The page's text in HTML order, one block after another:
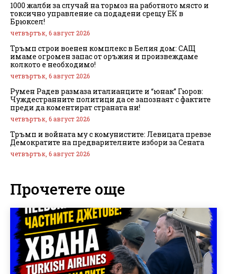
1000 жалби за случай на тормоз на работното място и
токсично управление са подадени срещу ЕК в
Брюксел!
четвъртък, 6 август 2026
Тръмп строи военен комплекс в Белия дом: САЩ
имаме огромен запас от оръжия и произвеждаме
колкото е необходимо!
четвъртък, 6 август 2026
Румен Радев размаза италианците и “юнак” Гюров:
Чуждестранните политици да се запознаят с фактите
преди да коментират страната ни!
четвъртък, 6 август 2026
Тръмп и войната му с комунистите: Левицата превзе
Демократите на предварителните избори за Сената
четвъртък, 6 август 2026
Прочетете още